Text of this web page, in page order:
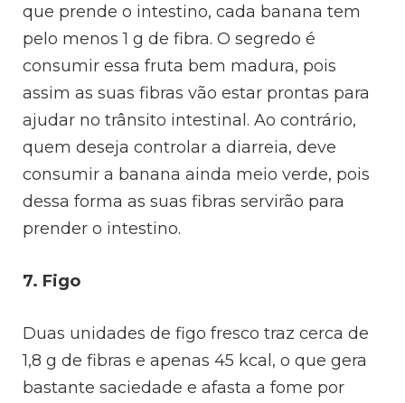
que prende o intestino, cada banana tem
pelo menos 1 g de fibra. O segredo é
consumir essa fruta bem madura, pois
assim as suas fibras vão estar prontas para
ajudar no trânsito intestinal. Ao contrário,
quem deseja controlar a diarreia, deve
consumir a banana ainda meio verde, pois
dessa forma as suas fibras servirão para
prender o intestino.
7. Figo
Duas unidades de figo fresco traz cerca de
1,8 g de fibras e apenas 45 kcal, o que gera
bastante saciedade e afasta a fome por